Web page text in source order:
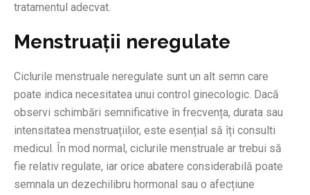
tratamentul adecvat.
Menstruații neregulate
Ciclurile menstruale neregulate sunt un alt semn care
poate indica necesitatea unui control ginecologic. Dacă
observi schimbări semnificative în frecvența, durata sau
intensitatea menstruațiilor, este esențial să îți consulti
medicul. În mod normal, ciclurile menstruale ar trebui să
fie relativ regulate, iar orice abatere considerabilă poate
semnala un dezechilibru hormonal sau o afecțiune